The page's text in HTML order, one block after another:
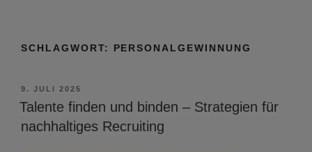
SCHLAGWORT: PERSONALGEWINNUNG
VERÖFFENTLICHT
AM
9. JULI 2025
Talente finden und binden – Strategien für
nachhaltiges Recruiting